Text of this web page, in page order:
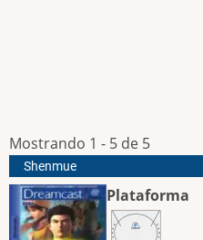
Mostrando 1 - 5 de 5
Shenmue
Plataforma